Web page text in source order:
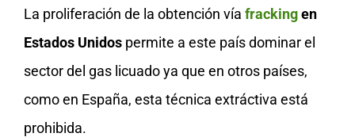
La proliferación de la obtención vía frackingen
Estados Unidos permite a este país dominar el
sector del gas licuado ya que en otros países,
como en España, esta técnica extráctiva está
prohibida.